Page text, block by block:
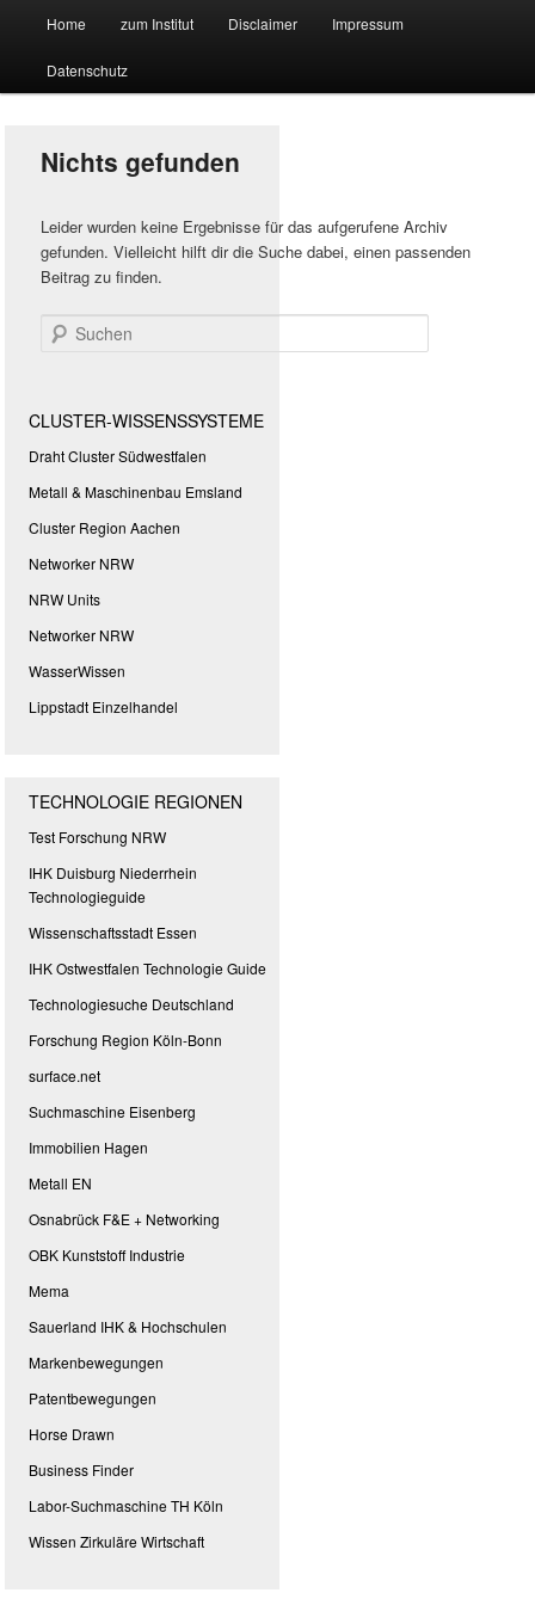
Suchmaschine Forschung und
Technologie
Zum
primären
springen
Zum
sekundären
springen
Home zum Institut Disclaimer Impressum
Datenschutz
Nichts gefunden
Leider wurden keine Ergebnisse für das aufgerufene Archiv
gefunden. Vielleicht hilft dir die Suche dabei, einen passenden
Beitrag zu finden.
Suchen
CLUSTER-WISSENSSYSTEME
Draht Cluster Südwestfalen
Metall & Maschinenbau Emsland
Cluster Region Aachen
Networker NRW
NRW Units
Networker NRW
WasserWissen
Lippstadt Einzelhandel
TECHNOLOGIE REGIONEN
Test Forschung NRW
IHK Duisburg Niederrhein
Technologieguide
Wissenschaftsstadt Essen
IHK Ostwestfalen Technologie Guide
Technologiesuche Deutschland
Forschung Region Köln-Bonn
surface.net
Suchmaschine Eisenberg
Immobilien Hagen
Metall EN
Osnabrück F&E + Networking
OBK Kunststoff Industrie
Mema
Sauerland IHK & Hochschulen
Markenbewegungen
Patentbewegungen
Horse Drawn
Business Finder
Labor-Suchmaschine TH Köln
Wissen Zirkuläre Wirtschaft